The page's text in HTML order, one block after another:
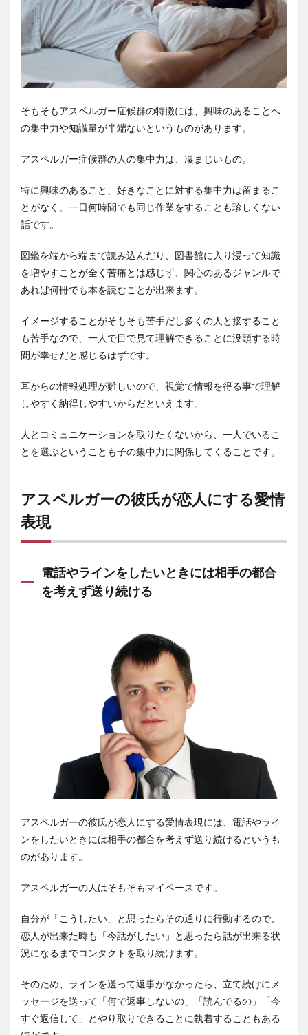
そもそもアスペルガー症候群の特徴には、興味のあることへ
の集中力や知識量が半端ないというものがあります。
アスペルガー症候群の人の集中力は、凄まじいもの。
特に興味のあること、好きなことに対する集中力は留まるこ
とがなく、一日何時間でも同じ作業をすることも珍しくない
話です。
図鑑を端から端まで読み込んだり、図書館に入り浸って知識
を増やすことが全く苦痛とは感じず、関心のあるジャンルで
あれば何冊でも本を読むことが出来ます。
イメージすることがそもそも苦手だし多くの人と接すること
も苦手なので、一人で目で見て理解できることに没頭する時
間が幸せだと感じるはずです。
耳からの情報処理が難しいので、視覚で情報を得る事で理解
しやすく納得しやすいからだといえます。
人とコミュニケーションを取りたくないから、一人でいるこ
とを選ぶということも子の集中力に関係してくることです。
アスペルガーの彼氏が恋人にする愛情
表現
電話やラインをしたいときには相手の都合
を考えず送り続ける
アスペルガーの彼氏が恋人にする愛情表現には、電話やライ
ンをしたいときには相手の都合を考えず送り続けるというも
のがあります。
アスペルガーの人はそもそもマイペースです。
自分が「こうしたい」と思ったらその通りに行動するので、
恋人が出来た時も「今話がしたい」と思ったら話が出来る状
況になるまでコンタクトを取り続けます。
そのため、ラインを送って返事がなかったら、立て続けにメ
ッセージを送って「何で返事しないの」「読んでるの」「今
すぐ返信して」とやり取りできることに執着することもある